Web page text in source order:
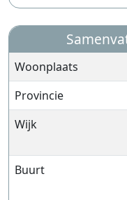
Woonplaats
Provincie
Wijk
Buurt